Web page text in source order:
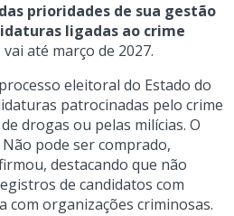
prioridades de sua gestão
ligadas ao crime
até março de 2027.
eleitoral do Estado do
patrocinadas pelo crime
drogas ou pelas milícias. O
pode ser comprado,
destacando que não
de candidatos com
com organizações criminosas.